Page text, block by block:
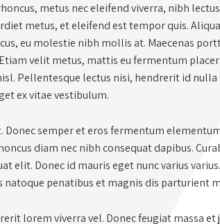
metus nec eleifend viverra, nibh
metus, et eleifend est tempor quis.
eu molestie nibh mollis at. Maecenas
velit metus, mattis eu fermentum
Pellentesque lectus nisi, hendrerit id
ex vitae vestibulum.
semper et eros fermentum
diam nec nibh consequat dapibus.
elit. Donec id mauris eget nunc varius
penatibus et magnis dis parturient
lorem viverra vel. Donec feugiat massa